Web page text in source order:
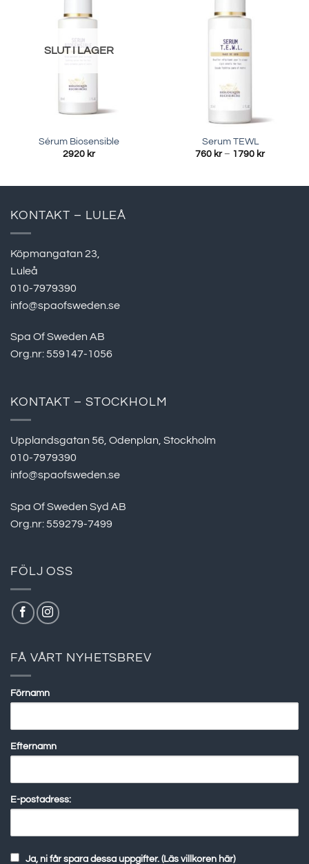
SLUT I LAGER
Sérum Biosensible
2920 kr
Serum TEWL
760 kr – 1790 kr
KONTAKT – LULEÅ
Köpmangatan 23,
Luleå
010-7979390
info@spaofsweden.se
Spa Of Sweden AB
Org.nr: 559147-1056
KONTAKT – STOCKHOLM
Upplandsgatan 56, Odenplan, Stockholm
010-7979390
info@spaofsweden.se
Spa Of Sweden Syd AB
Org.nr: 559279-7499
FÖLJ OSS
FÅ VÅRT NYHETSBREV
Förnamn
Efternamn
E-postadress:
Ja, ni får spara dessa uppgifter. (Läs villkoren här)